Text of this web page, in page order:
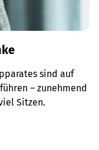
sind auf
– zunehmend
Sitzen.